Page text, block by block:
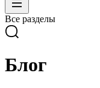
Все разделы
Блог